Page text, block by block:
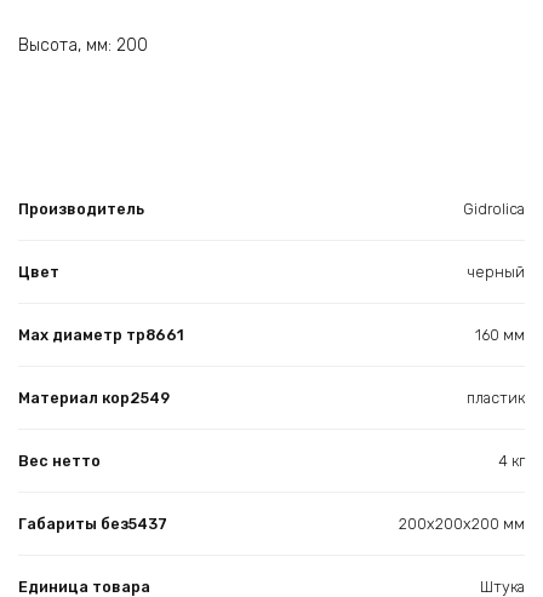
Высота, мм: 200
Производитель Gidrolica
Цвет черный
Max диаметр тр8661 160 мм
Материал кор2549 пластик
Вес нетто 4 кг
Габариты без5437 200х200х200 мм
Единица товара Штука